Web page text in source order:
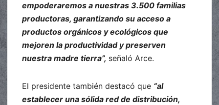
empoderaremos a nuestras 3.500 familias
productoras, garantizando su acceso a
productos orgánicos y ecológicos que
mejoren la productividad y preserven
nuestra madre tierra”, señaló Arce.
El presidente también destacó que “al
establecer una sólida red de distribución,